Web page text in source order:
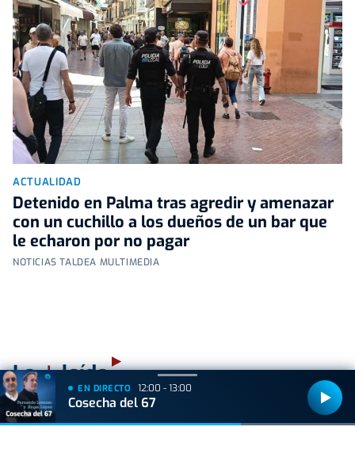
ACTUALIDAD
Detenido en Palma tras agredir y amenazar
con un cuchillo a los dueños de un bar que
le echaron por no pagar
NOTICIAS TALDEA MULTIMEDIA
Lo+leído
ACTUALIDAD
Hallan muerto a un recién nacido en un armario
EN DIRECTO 12:00 - 13:00
Cosecha del 67